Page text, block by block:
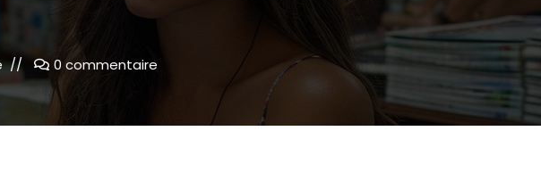
0 commentaire